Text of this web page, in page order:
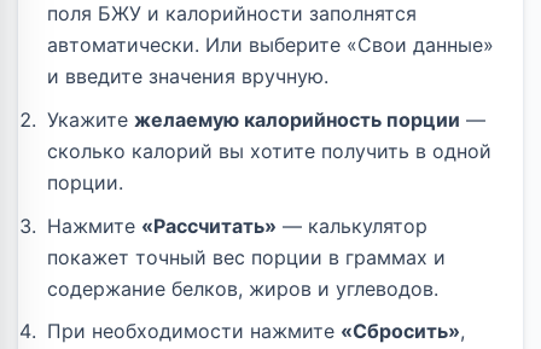
поля БЖУ и калорийности заполнятся
автоматически. Или выберите «Свои данные»
и введите значения вручную.
Укажите желаемую калорийность порции —
сколько калорий вы хотите получить в одной
порции.
Нажмите «Рассчитать» — калькулятор
покажет точный вес порции в граммах и
содержание белков, жиров и углеводов.
При необходимости нажмите «Сбросить»,